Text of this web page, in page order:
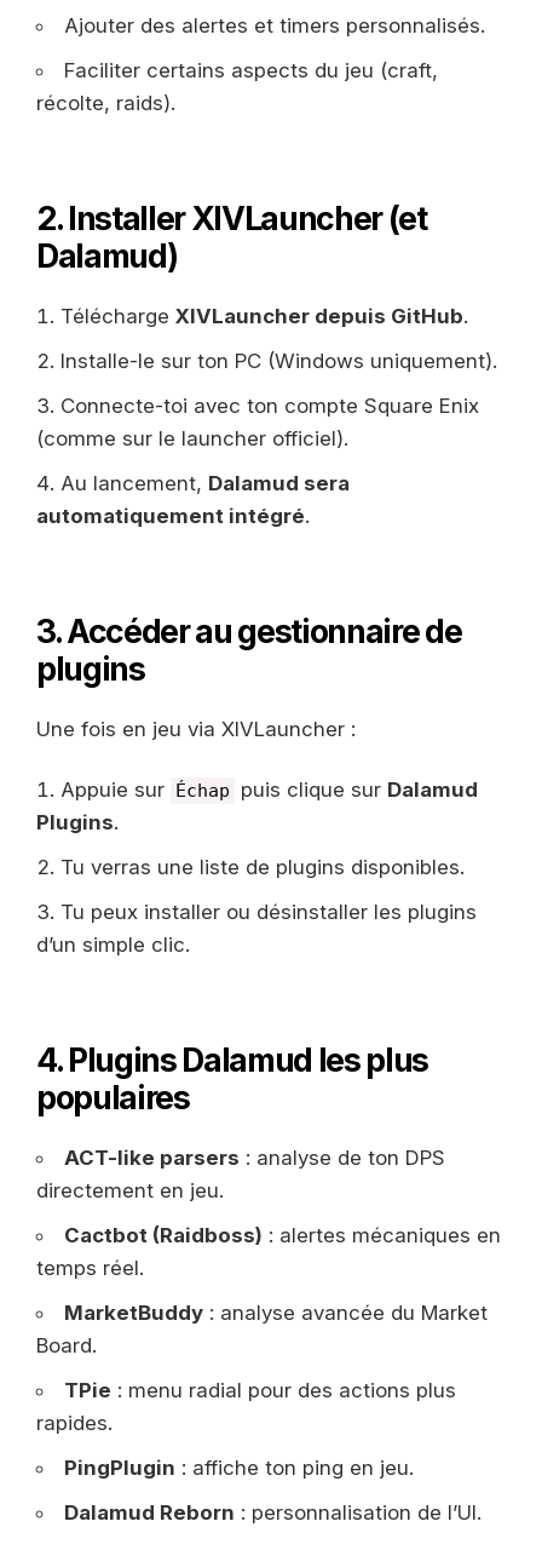
Ajouter des alertes et timers personnalisés.
Faciliter certains aspects du jeu (craft,
récolte, raids).
2. Installer XIVLauncher (et
Dalamud)
Télécharge XIVLauncher depuis GitHub.
Installe-le sur ton PC (Windows uniquement).
Connecte-toi avec ton compte Square Enix
(comme sur le launcher officiel).
Au lancement, Dalamud sera
automatiquement intégré.
3. Accéder au gestionnaire de
plugins
Une fois en jeu via XIVLauncher :
Appuie sur Échap puis clique sur Dalamud
Plugins.
Tu verras une liste de plugins disponibles.
Tu peux installer ou désinstaller les plugins
d’un simple clic.
4. Plugins Dalamud les plus
populaires
ACT-like parsers : analyse de ton DPS
directement en jeu.
Cactbot (Raidboss) : alertes mécaniques en
temps réel.
MarketBuddy: analyse avancée du Market
Board.
TPie : menu radial pour des actions plus
rapides.
PingPlugin : affiche ton ping en jeu.
Dalamud Reborn : personnalisation de l’UI.